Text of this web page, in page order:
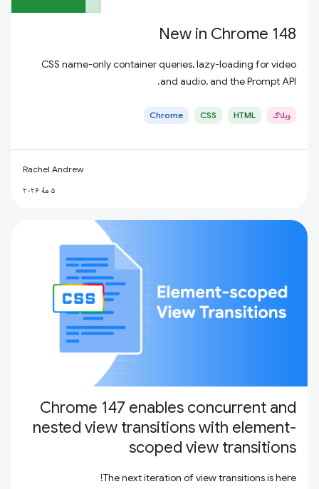
New in Chrome 148
CSS name-only container queries, lazy-loading for video
and audio, and the Prompt API.
وبلاگ HTML
CSS
Chrome
Rachel Andrew
۵ مهٔ ۲۰۲۶
Chrome 147 enables concurrent and
nested view transitions with element-
scoped view transitions
The next iteration of view transitions is here!